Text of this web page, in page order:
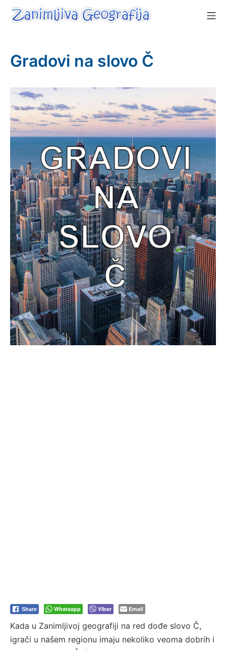
Skip
Gradovi na slovo Č
Share Whatsapp Viber Email
Kada u Zanimljivoj geografiji na red dođe slovo Č,
igrači u našem regionu imaju nekoliko veoma dobrih i